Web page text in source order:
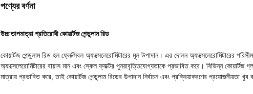
পণ্যের বর্ণনা
উচ্চ তাপমাত্রা প্রতিরোধী কোয়ার্টজ পেন্ডুলাম রিড
কোয়ার্টজ পেন্ডুলাম রিড হল ফ্লেক্সিবল অ্যাক্সেলেরোমিটারের মূল উপাদান। এর দোলন অ্যাক্সেলেরোমিটারের
অ্যাক্সেলেরোমিটারের বায়াস মান এবং স্কেল ফ্যাক্টর পুনরাবৃত্তিযোগ্যতাকে প্রভাবিত করে। বিভিন্ন কোয়ার্টজ
মাত্রায় প্রভাবিত করে, তাই কোয়ার্টজ পেন্ডুলাম রিডের উপাদান নির্বাচন এবং প্রক্রিয়াকরণের প্রয়োজনীয়তা